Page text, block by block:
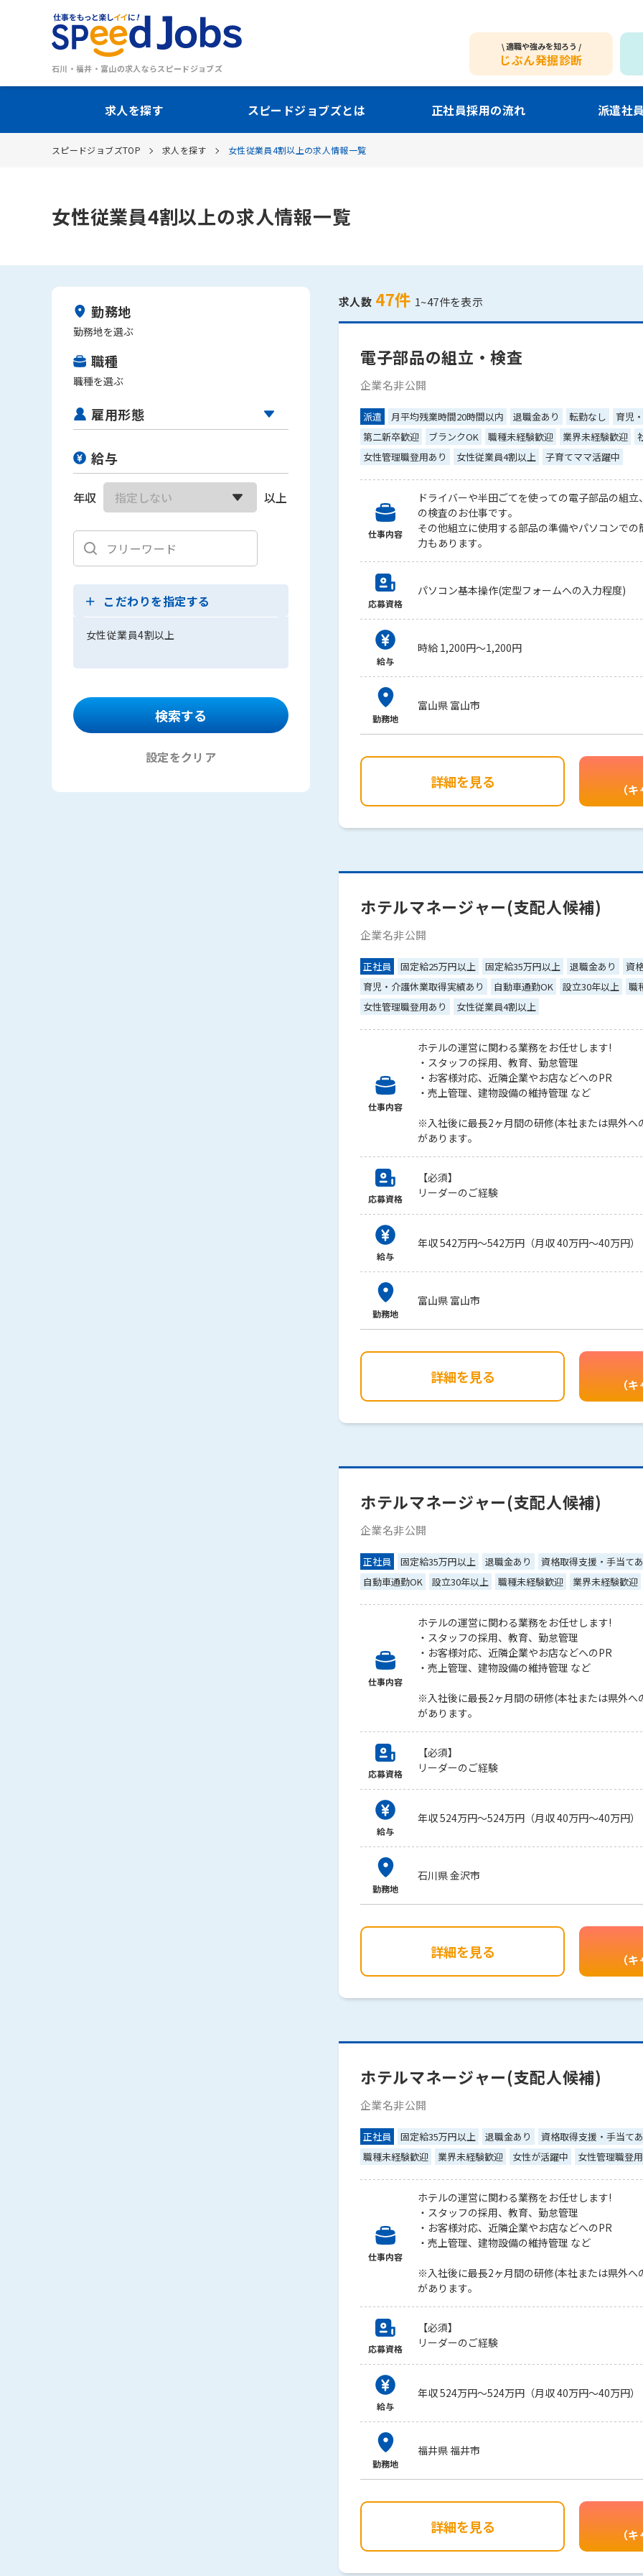
石川・福井・富山の求人ならスピードジョブズ
適職や強みを知ろう
じぶん発掘診断
求人を探す スピードジョブズとは 正社員採用の流れ 派遣社
スピードジョブズTOP 求人を探す 女性従業員4割以上の求人情報一覧
女性従業員4割以上の求人情報一覧
勤務地
勤務地を選ぶ
職種
職種を選ぶ
雇用形態
給与
年収 以上
こだわりを指定する
女性従業員4割以上
設定をクリア
求人数 47件 1~47件を表示
電子部品の組立・検査
企業名非公開
派遣 月平均残業時間20時間以内 退職金あり 転勤なし
育児
第二新卒歓迎
ブランクOK 職種未経験歓迎 業界未経験歓迎
女性管理職登用あり
女性従業員4割以上 子育てママ活躍中
仕事内容
ドライバーや半田ごてを使っての電子部品の組立
の検査のお仕事です。
その他組立に使用する部品の準備やパソコンでの
力もあります。
応募資格
パソコン基本操作(定型フォームへの入力程度)
給与
時給 1,200円～1,200円
勤務地
富山県 富山市
詳細を見る （
ホテルマネージャー(支配人候補)
企業名非公開
正社員 固定給25万円以上 固定給35万円以上 退職金あり
資
育児・介護休業取得実績あり
自動車通勤OK 設立30年以上
職
女性管理職登用あり
女性従業員4割以上
仕事内容
ホテルの運営に関わる業務をお任せします!
・スタッフの採用、教育、勤怠管理
・お客様対応、近隣企業やお店などへのPR
・売上管理、建物設備の維持管理 など
※入社後に最長2ヶ月間の研修(本社または県外へ
があります。
応募資格
【必須】
リーダーのご経験
給与
年収 542万円～542万円（月収 40万円～40万円）
勤務地
富山県 富山市
詳細を見る （
ホテルマネージャー(支配人候補)
企業名非公開
正社員 固定給35万円以上 退職金あり
資格取得支援・手当て
自動車通勤OK
設立30年以上 職種未経験歓迎 業界未経験歓迎
仕事内容
ホテルの運営に関わる業務をお任せします!
・スタッフの採用、教育、勤怠管理
・お客様対応、近隣企業やお店などへのPR
・売上管理、建物設備の維持管理 など
※入社後に最長2ヶ月間の研修(本社または県外へ
があります。
応募資格
【必須】
リーダーのご経験
給与
年収 524万円～524万円（月収 40万円～40万円）
勤務地
石川県 金沢市
詳細を見る （
ホテルマネージャー(支配人候補)
企業名非公開
正社員 固定給35万円以上 退職金あり
資格取得支援・手当て
職種未経験歓迎
業界未経験歓迎 女性が活躍中 女性管理職登
仕事内容
ホテルの運営に関わる業務をお任せします!
・スタッフの採用、教育、勤怠管理
・お客様対応、近隣企業やお店などへのPR
・売上管理、建物設備の維持管理 など
※入社後に最長2ヶ月間の研修(本社または県外へ
があります。
応募資格
【必須】
リーダーのご経験
給与
年収 524万円～524万円（月収 40万円～40万円）
勤務地
福井県 福井市
詳細を見る （